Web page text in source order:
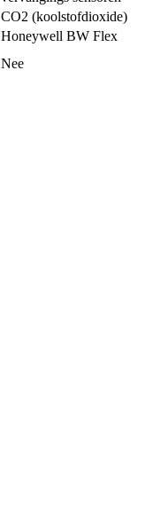
CO2 (koolstofdioxide)
Honeywell BW Flex
Nee